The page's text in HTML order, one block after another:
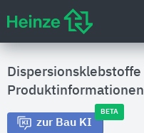
Dispersionsklebstoffe
Produktinformationen
zur Bau KI
BETA